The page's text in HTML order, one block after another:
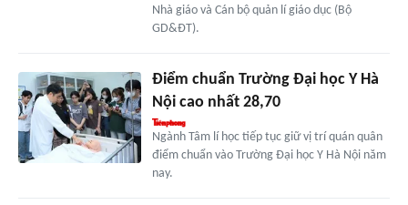
Nhà giáo và Cán bộ quản lí giáo dục (Bộ
GD&ĐT).
Điểm chuẩn Trường Đại học Y Hà
Nội cao nhất 28,70
Ngành Tâm lí học tiếp tục giữ vị trí quán quân
điểm chuẩn vào Trường Đại học Y Hà Nội năm
nay.